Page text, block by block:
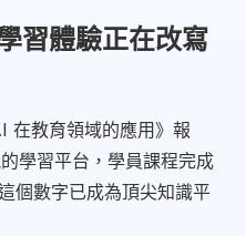
習體驗正在改寫
教育領域的應用》報
學習平台，學員課程完成
個數字已成為頂尖知識平